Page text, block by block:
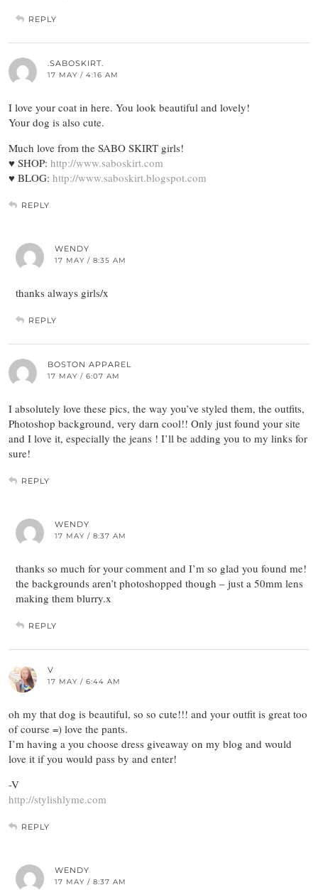
REPLY
.SABOSKIRT.
17 MAY / 4:16 AM
I love your coat in here. You look beautiful and lovely!
Your dog is also cute.
Much love from the SABO SKIRT girls!
♥ SHOP: http://www.saboskirt.com
♥ BLOG: http://www.saboskirt.blogspot.com
REPLY
WENDY
17 MAY / 8:35 AM
thanks always girls/x
REPLY
BOSTON APPAREL
17 MAY / 6:07 AM
I absolutely love these pics, the way you’ve styled them, the outfits,
Photoshop background, very darn cool!! Only just found your site
and I love it, especially the jeans ! I’ll be adding you to my links for
sure!
REPLY
WENDY
17 MAY / 8:37 AM
thanks so much for your comment and I’m so glad you found me!
the backgrounds aren’t photoshopped though – just a 50mm lens
making them blurry.x
REPLY
V
17 MAY / 6:44 AM
oh my that dog is beautiful, so so cute!!! and your outfit is great too
of course =) love the pants.
I’m having a you choose dress giveaway on my blog and would
love it if you would pass by and enter!
-V
http://stylishlyme.com
REPLY
WENDY
17 MAY / 8:37 AM